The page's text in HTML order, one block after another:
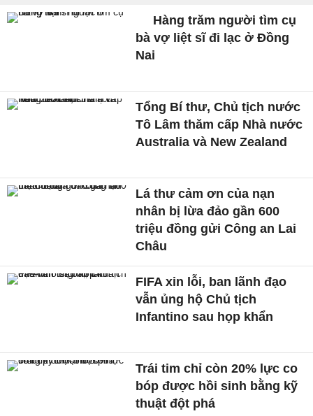
Hàng trăm người tìm cụ
bà vợ liệt sĩ đi lạc ở Đồng
Nai
Tổng Bí thư, Chủ tịch nước
Tô Lâm thăm cấp Nhà nước
Australia và New Zealand
Lá thư cảm ơn của nạn
nhân bị lừa đảo gần 600
triệu đồng gửi Công an Lai
Châu
FIFA xin lỗi, ban lãnh đạo
vẫn ủng hộ Chủ tịch
Infantino sau họp khẩn
Trái tim chỉ còn 20% lực co
bóp được hồi sinh bằng kỹ
thuật đột phá